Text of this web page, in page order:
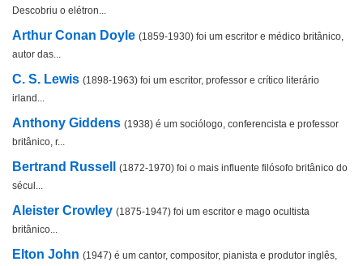
Descobriu o elétron...
Arthur Conan Doyle (1859-1930) foi um escritor e médico britânico,
autor das...
C. S. Lewis (1898-1963) foi um escritor, professor e crítico literário
irland...
Anthony Giddens (1938) é um sociólogo, conferencista e professor
britânico, r...
Bertrand Russell
(1872-1970) foi o mais influente filósofo britânico do
sécul...
Aleister Crowley (1875-1947) foi um escritor e mago ocultista
britânico...
Elton John (1947) é um cantor, compositor, pianista e produtor inglês,